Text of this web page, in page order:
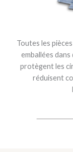
Toutes les
emballées
protègent les
réduisent